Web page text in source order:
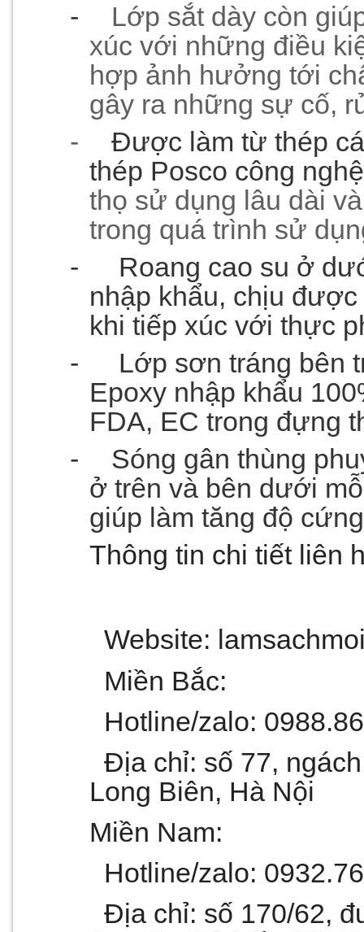
-
Lớp sắt dày còn
xúc với những điều
hợp ảnh hưởng tới
gây ra những sự cố,
-
Được làm từ thép
thép Posco công
thọ sử dụng lâu dài
trong quá trình sử
-
Roang cao su ở
nhập khẩu, chịu
khi tiếp xúc với thực
-
Lớp sơn tráng bên
Epoxy nhập khẩu
FDA, EC trong đựng
-
Sóng gân thùng
ở trên và bên dưới
giúp làm tăng độ
Thông tin chi tiết liên
Website:
Miền Bắc:
Hotline/zalo:
Địa chỉ: số 77,
Long Biên, Hà Nội
Miền Nam:
Hotline/zalo:
Địa chỉ: số 170/62,